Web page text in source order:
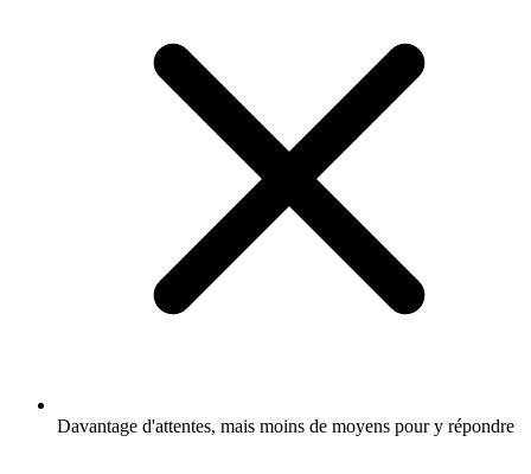
Davantage d'attentes, mais moins de moyens pour y répondre